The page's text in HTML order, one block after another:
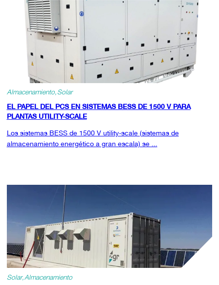
Almacenamiento Solar
EL PAPEL DEL PCS EN SISTEMAS BESS DE 1500 V PARA
PLANTAS UTILITY-SCALE
Los sistemas BESS de 1500 V utility-scale (sistemas de
almacenamiento energético a gran escala) se ...
Solar Almacenamiento